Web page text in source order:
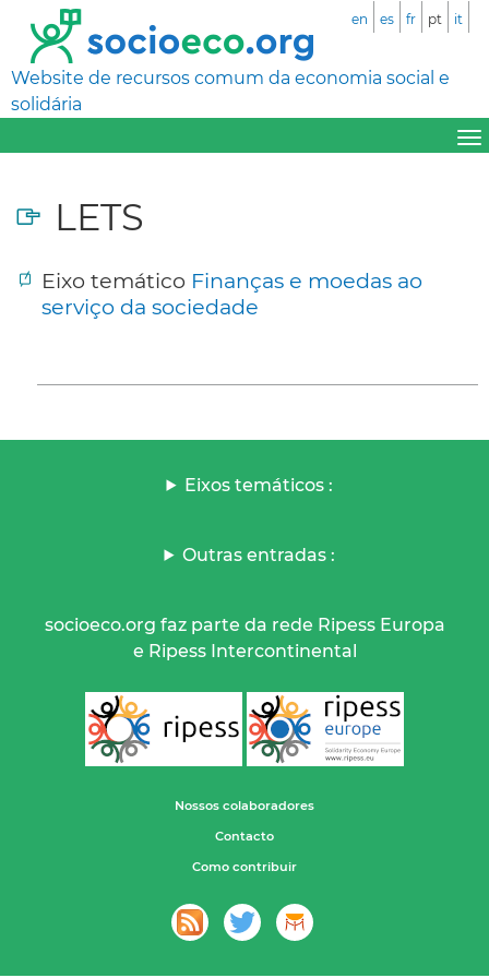
Website de recursos comum da economia social e
solidária
en es fr pt it
LETS
Eixo temático Finanças e moedas ao
serviço da sociedade
Eixos temáticos :
Outras entradas :
socioeco.org faz parte da rede Ripess Europa
e Ripess Intercontinental
Nossos colaboradores
Contacto
Como contribuir